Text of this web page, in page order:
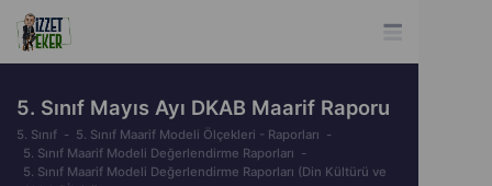
5. Sınıf Mayıs Ayı DKAB Maarif Raporu
5. Sınıf
5. Sınıf Maarif Modeli Ölçekleri - Raporları
5. Sınıf Maarif Modeli Değerlendirme Raporları
5. Sınıf Maarif Modeli Değerlendirme Raporları (Din Kültürü ve